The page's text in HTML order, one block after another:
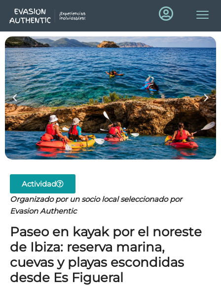
Actividad
Organizado por un socio local seleccionado por
Evasion Authentic
Paseo en kayak por el noreste
de Ibiza: reserva marina,
cuevas y playas escondidas
desde Es Figueral